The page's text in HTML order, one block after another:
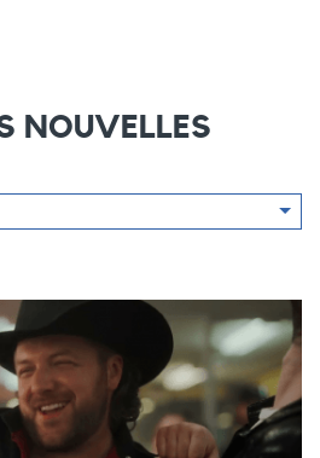
NOUVELLES